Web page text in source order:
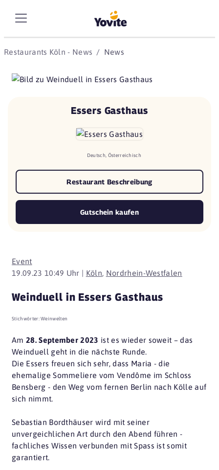
Restaurants Köln - News News
Event
19.09.23 10:49 Uhr | Köln, Nordrhein-Westfalen
Weinduell in Essers Gasthaus
Stichwörter:Weinwelten
Am 28. September 2023 ist es wieder soweit – das
Weinduell geht in die nächste Runde.
Die Essers freuen sich sehr, dass Maria - die
ehemalige Sommeliere vom Vendôme im Schloss
Bensberg - den Weg vom fernen Berlin nach Kölle auf
sich nimmt.
Sebastian Bordthäuser wird mit seiner
unvergeichlichen Art durch den Abend führen -
fachliches Wissen verbunden mit Spass ist somit
garantiert.
Essers Gasthaus
Deutsch, Österreichisch
Restaurant Beschreibung
Gutschein kaufen